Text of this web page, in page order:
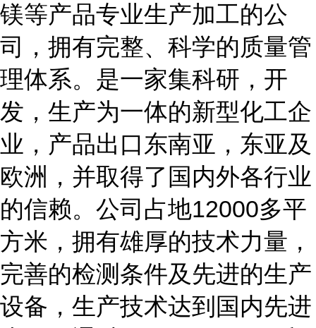
镁等产品专业生产加工的公
司，拥有完整、科学的质量管
理体系。是一家集科研，开
发，生产为一体的新型化工企
业，产品出口东南亚，东亚及
欧洲，并取得了国内外各行业
的信赖。公司占地12000多平
方米，拥有雄厚的技术力量，
完善的检测条件及先进的生产
设备，生产技术达到国内先进